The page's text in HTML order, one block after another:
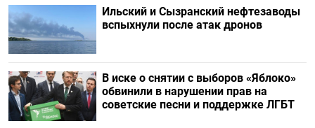
Ильский и Сызранский нефтезаводы
вспыхнули после атак дронов
В иске о снятии с выборов «Яблоко»
обвинили в нарушении прав на
советские песни и поддержке ЛГБТ